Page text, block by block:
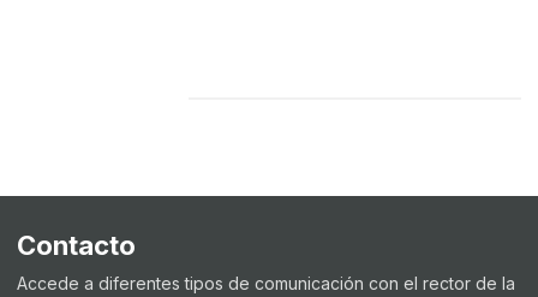
Contacto
Accede a diferentes tipos de comunicación con el rector de la